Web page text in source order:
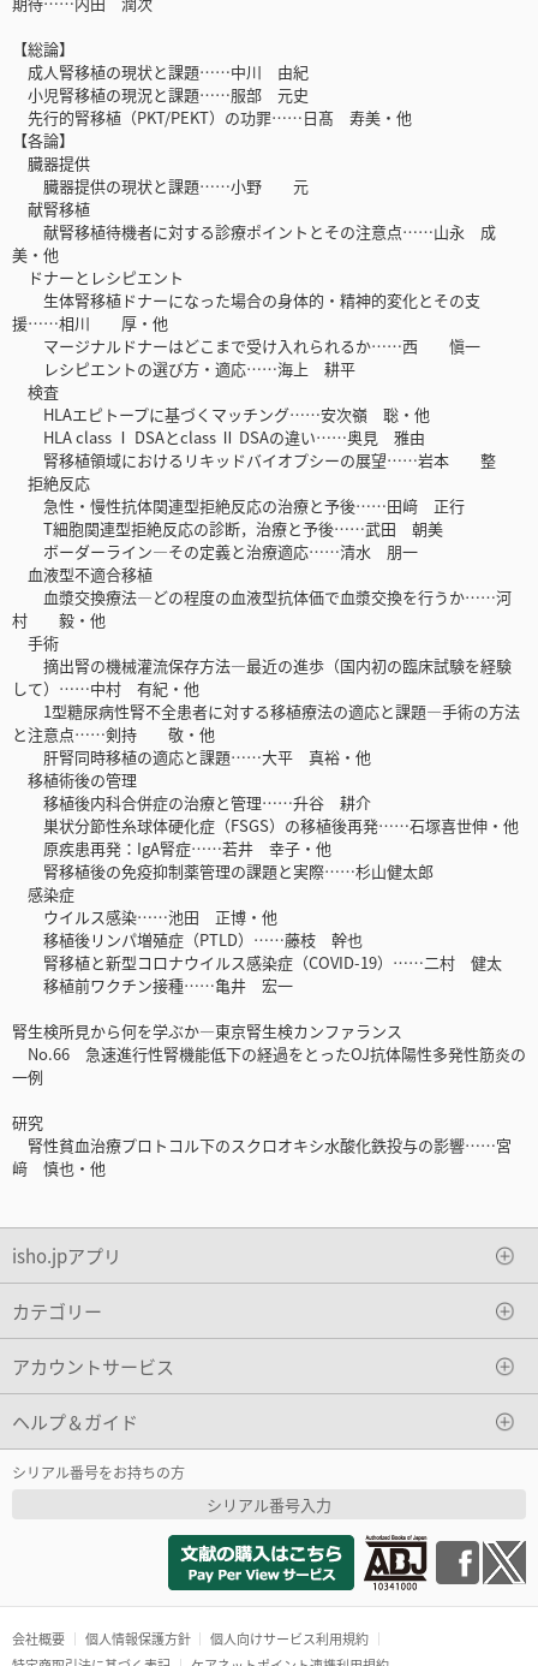
【総論】
成人腎移植の現状と課題……中川 由紀
小児腎移植の現況と課題……服部 元史
先行的腎移植（PKT/PEKT）の功罪……日髙 寿美・他
【各論】
臓器提供
臓器提供の現状と課題……小野 元
献腎移植
献腎移植待機者に対する診療ポイントとその注意点……山永 成
美・他
ドナーとレシピエント
生体腎移植ドナーになった場合の身体的・精神的変化とその支
援……相川 厚・他
マージナルドナーはどこまで受け入れられるか……西 愼一
レシピエントの選び方・適応……海上 耕平
検査
HLAエピトープに基づくマッチング……安次嶺 聡・他
HLA class Ⅰ DSAとclass Ⅱ DSAの違い……奥見 雅由
腎移植領域におけるリキッドバイオプシーの展望……岩本 整
拒絶反応
急性・慢性抗体関連型拒絶反応の治療と予後……田﨑 正行
T細胞関連型拒絶反応の診断，治療と予後……武田 朝美
ボーダーライン―その定義と治療適応……清水 朋一
血液型不適合移植
血漿交換療法―どの程度の血液型抗体価で血漿交換を行うか……河
村 毅・他
手術
摘出腎の機械灌流保存方法―最近の進歩（国内初の臨床試験を経験
して）……中村 有紀・他
1型糖尿病性腎不全患者に対する移植療法の適応と課題―手術の方法
と注意点……剣持 敬・他
肝腎同時移植の適応と課題……大平 真裕・他
移植術後の管理
移植後内科合併症の治療と管理……升谷 耕介
巣状分節性糸球体硬化症（FSGS）の移植後再発……石塚喜世伸・他
原疾患再発：IgA腎症……若井 幸子・他
腎移植後の免疫抑制薬管理の課題と実際……杉山健太郎
感染症
ウイルス感染……池田 正博・他
移植後リンパ増殖症（PTLD）……藤枝 幹也
腎移植と新型コロナウイルス感染症（COVID-19）……二村 健太
移植前ワクチン接種……亀井 宏一
腎生検所見から何を学ぶか―東京腎生検カンファランス
No.66 急速進行性腎機能低下の経過をとったOJ抗体陽性多発性筋炎の
一例
研究
腎性貧血治療プロトコル下のスクロオキシ水酸化鉄投与の影響……宮
﨑 慎也・他
isho.jpアプリ
カテゴリー
アカウントサービス
ヘルプ＆ガイド
シリアル番号をお持ちの方
シリアル番号入力
会社概要 個人情報保護方針
個人向けサービス利用規約